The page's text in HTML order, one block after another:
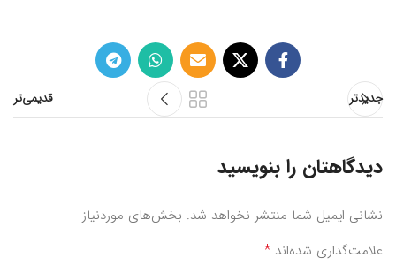
جدیدتر قدیمی‌تر
دیدگاهتان را بنویسید
نشانی ایمیل شما منتشر نخواهد شد. بخش‌های موردنیاز
علامت‌گذاری شده‌اند *